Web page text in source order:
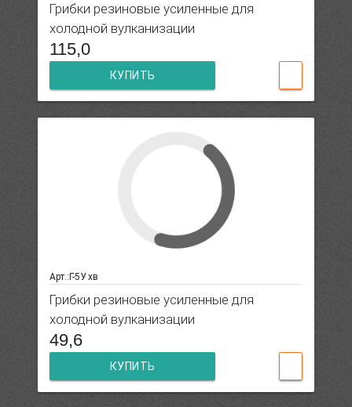
Грибки резиновые усиленные для
холодной вулканизации
115,0
КУПИТЬ
Арт.:Г-5У хв
Грибки резиновые усиленные для
холодной вулканизации
49,6
КУПИТЬ